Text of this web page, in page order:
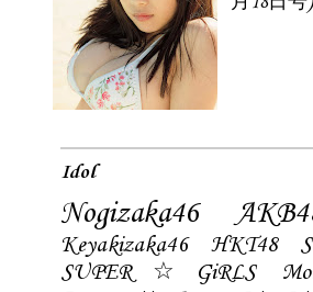
Idol
Nogizaka46
Keyakizaka46 HKT48
SUPER☆GiRLS